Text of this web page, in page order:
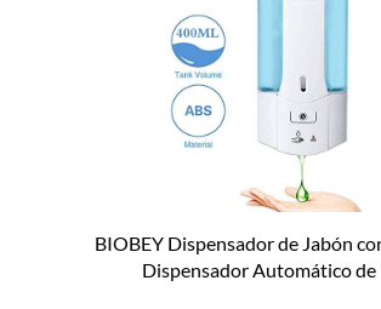
BIOBEY Dispensador de Jabón
Dispensador Automático de